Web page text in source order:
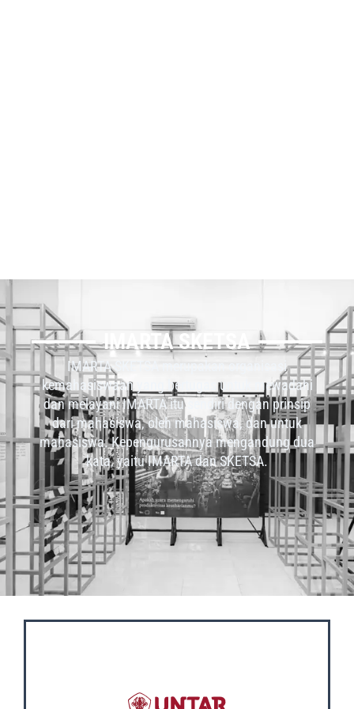
IMARTA SKETSA
IMARTA-SKETSA merupakan organisasi
kemahasiswaan yang bertugas untuk mewadahi
dan melayani IMARTA itu sendiri dengan prinsip
dari mahasiswa, oleh mahasiswa, dan untuk
mahasiswa. Kepengurusannya mengandung dua
kata, yaitu IMARTA dan SKETSA.